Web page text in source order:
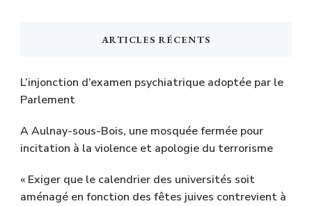
ARTICLES RÉCENTS
L’injonction d’examen psychiatrique adoptée par le
Parlement
A Aulnay-sous-Bois, une mosquée fermée pour
incitation à la violence et apologie du terrorisme
« Exiger que le calendrier des universités soit
aménagé en fonction des fêtes juives contrevient à